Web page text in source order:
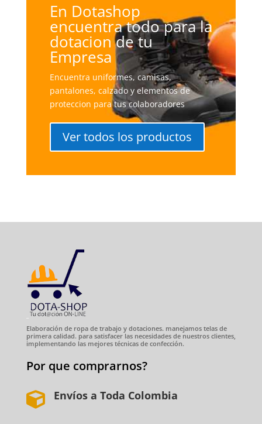
En Dotashop
encuentra todo para la
dotacion de tu
Empresa
Encuentra uniformes, camisas,
pantalones, calzado y elementos de
proteccion para tus colaboradores
Ver todos los productos
Elaboración de ropa de trabajo y dotaciones. manejamos telas de
primera calidad. para satisfacer las necesidades de nuestros clientes,
implementando las mejores técnicas de confección.
Por que comprarnos?
 Envíos a Toda Colombia